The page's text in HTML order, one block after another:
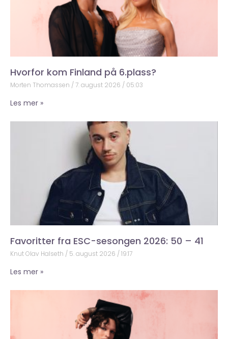
Hvorfor kom Finland på 6.plass?
Morten Thomassen 7. august 2026 05:03
Les mer »
Favoritter fra ESC-sesongen 2026: 50 – 41
Knut Olav Halseth 5. august 2026 19:17
Les mer »